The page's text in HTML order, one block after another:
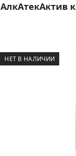
АлкАтекАктив
НЕТ В НАЛИЧИИ